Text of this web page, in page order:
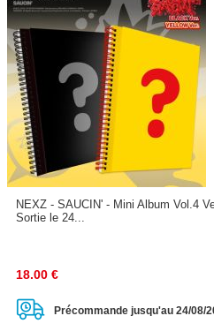
NEXZ - SAUCIN' - Mini Album Vol.4
Sortie le 24...
18.00 €
Précommande jusqu'au 24/08/